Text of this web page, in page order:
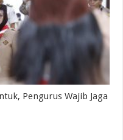
Pengurus Wajib Jaga